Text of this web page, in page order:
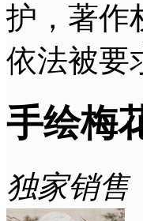
护，著作
依法被要
手绘梅
独家销售